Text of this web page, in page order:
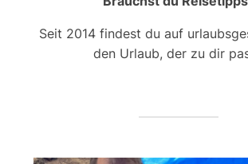
Seit 2014 findest du auf
den Urlaub, der zu dir